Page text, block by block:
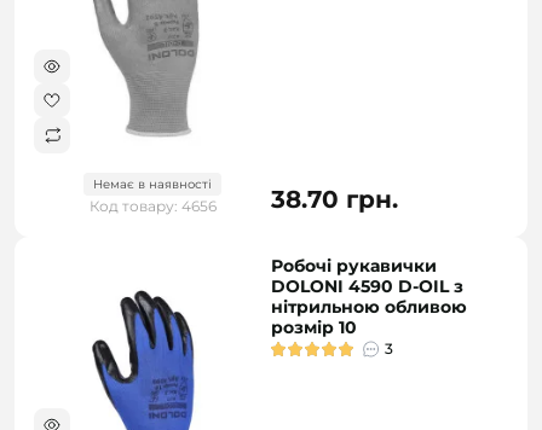
Немає в наявності
Код товару: 4656 38.70 грн.
Робочі рукавички
DOLONI 4590 D-OIL з
нітрильною обливою
розмір 10
3